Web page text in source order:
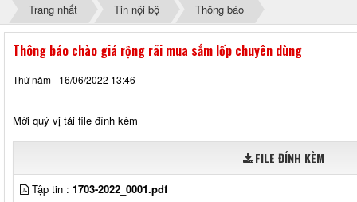
Trang nhất Tin nội bộ Thông báo
Thông báo chào giá rộng rãi mua sắm lốp chuyên dùng
Thứ năm - 16/06/2022 13:46
Mời quý vị tải file đính kèm
FILE ĐÍNH KÈM
Tập tin : 1703-2022_0001.pdf